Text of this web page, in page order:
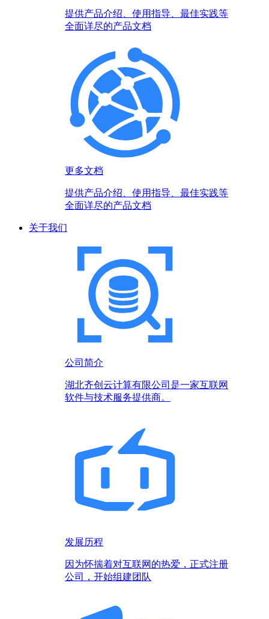
提供产品介绍、使用指导、最佳实践等
全面详尽的产品文档
更多文档
提供产品介绍、使用指导、最佳实践等
全面详尽的产品文档
关于我们
公司简介
湖北齐创云计算有限公司是一家互联网
软件与技术服务提供商。
发展历程
因为怀揣着对互联网的热爱，正式注册
公司，开始组建团队